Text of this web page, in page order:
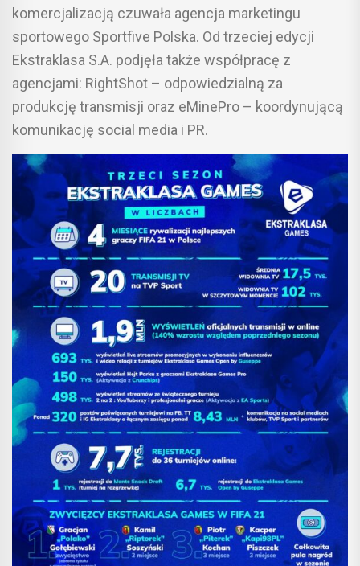
komercjalizacją czuwała agencja marketingu
sportowego Sportfive Polska. Od trzeciej edycji
Ekstraklasa S.A. podjęła także współpracę z
agencjami: RightShot – odpowiedzialną za
produkcję transmisji oraz eMinePro – koordynującą
komunikację social media i PR.